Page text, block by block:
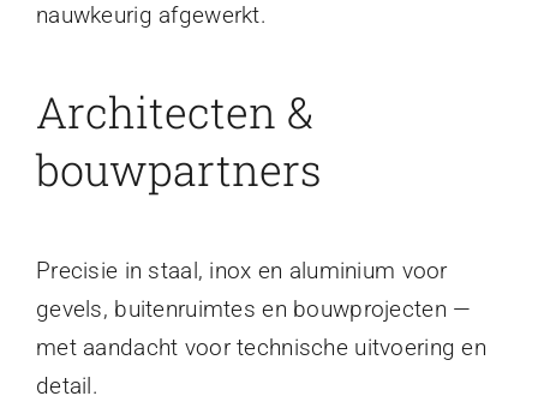
nauwkeurig afgewerkt.
Architecten &
bouwpartners
Precisie in staal, inox en aluminium voor
gevels, buitenruimtes en bouwprojecten —
met aandacht voor technische uitvoering en
detail.